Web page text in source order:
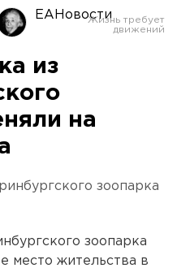
ЕАНовости
из
на
зоопарка
зоопарка
место жительства в